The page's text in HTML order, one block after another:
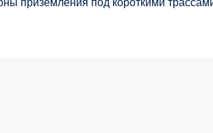
приземления под короткими